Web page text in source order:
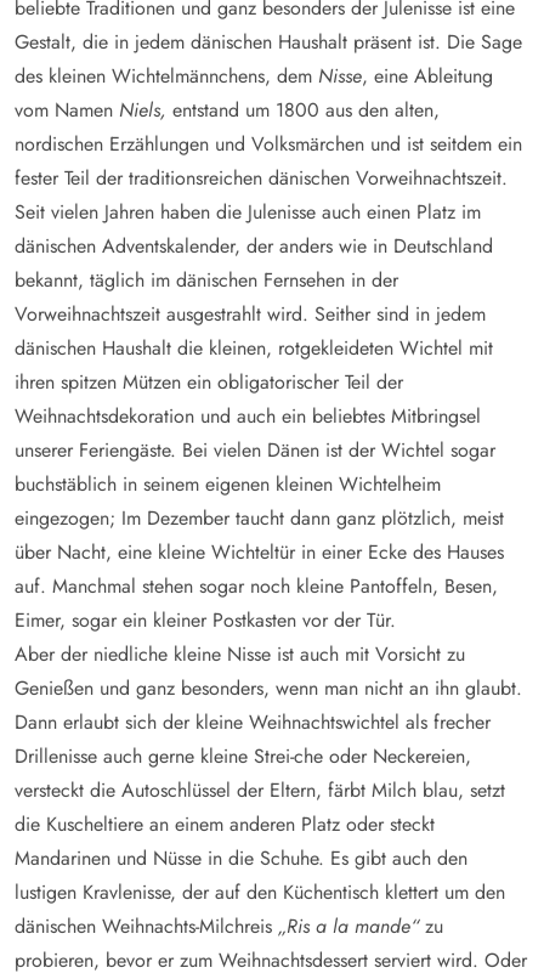
beliebte Traditionen und ganz besonders der Julenisse ist eine
Gestalt, die in jedem dänischen Haushalt präsent ist. Die Sage
des kleinen Wichtelmännchens, dem Nisse, eine Ableitung
vom Namen Niels, entstand um 1800 aus den alten,
nordischen Erzählungen und Volksmärchen und ist seitdem ein
fester Teil der traditionsreichen dänischen Vorweihnachtszeit.
Seit vielen Jahren haben die Julenisse auch einen Platz im
dänischen Adventskalender, der anders wie in Deutschland
bekannt, täglich im dänischen Fernsehen in der
Vorweihnachtszeit ausgestrahlt wird. Seither sind in jedem
dänischen Haushalt die kleinen, rotgekleideten Wichtel mit
ihren spitzen Mützen ein obligatorischer Teil der
Weihnachtsdekoration und auch ein beliebtes Mitbringsel
unserer Feriengäste. Bei vielen Dänen ist der Wichtel sogar
buchstäblich in seinem eigenen kleinen Wichtelheim
eingezogen; Im Dezember taucht dann ganz plötzlich, meist
über Nacht, eine kleine Wichteltür in einer Ecke des Hauses
auf. Manchmal stehen sogar noch kleine Pantoffeln, Besen,
Eimer, sogar ein kleiner Postkasten vor der Tür.
Aber der niedliche kleine Nisse ist auch mit Vorsicht zu
Genießen und ganz besonders, wenn man nicht an ihn glaubt.
Dann erlaubt sich der kleine Weihnachtswichtel als frecher
Drillenisse auch gerne kleine Strei-che oder Neckereien,
versteckt die Autoschlüssel der Eltern, färbt Milch blau, setzt
die Kuscheltiere an einem anderen Platz oder steckt
Mandarinen und Nüsse in die Schuhe. Es gibt auch den
lustigen Kravlenisse, der auf den Küchentisch klettert um den
dänischen Weihnachts-Milchreis „Ris a la mande“zu
probieren, bevor er zum Weihnachtsdessert serviert wird. Oder